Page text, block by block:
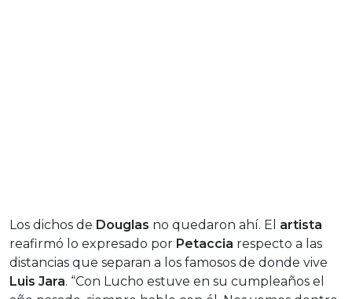
Los dichos de Douglas no quedaron ahí. El artista
reafirmó lo expresado por Petaccia respecto a las
distancias que separan a los famosos de donde vive
Luis Jara. “Con Lucho estuve en su cumpleaños el